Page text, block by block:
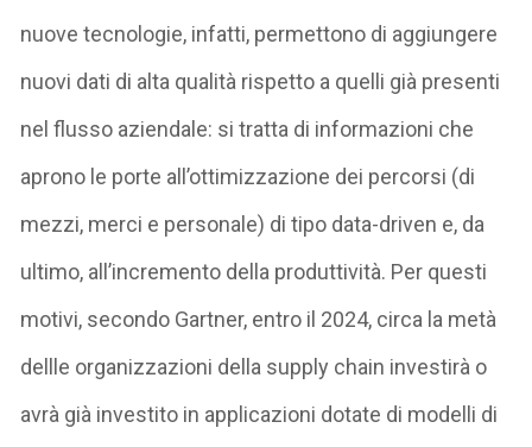
nuove tecnologie, infatti, permettono di aggiungere
nuovi dati di alta qualità rispetto a quelli già presenti
nel flusso aziendale: si tratta di informazioni che
aprono le porte all’ottimizzazione dei percorsi (di
mezzi, merci e personale) di tipo data-driven e, da
ultimo, all’incremento della produttività. Per questi
motivi, secondo Gartner, entro il 2024, circa la metà
dellle organizzazioni della supply chain investirà o
avrà già investito in applicazioni dotate di modelli di